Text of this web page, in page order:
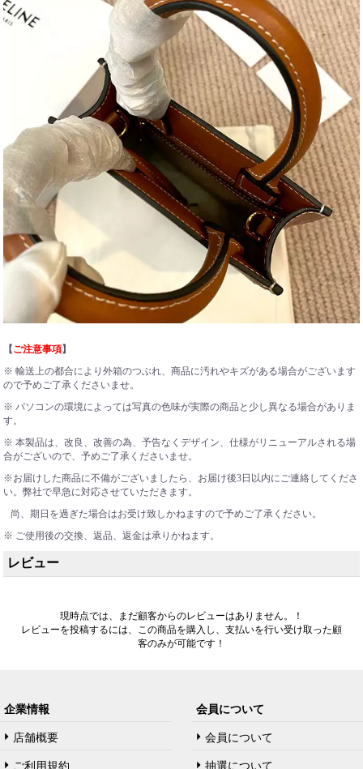
【ご注意事項】
※ 輸送上の都合により外箱のつぶれ、商品に汚れやキズがある場合がございます
ので予めご了承くださいませ。
※ パソコンの環境によっては写真の色味が実際の商品と少し異なる場合がありま
す。
※ 本製品は、改良、改善の為、予告なくデザイン、仕様がリニューアルされる場
合がございので、予めご了承くださいませ。
※お届けした商品に不備がございましたら、お届け後3日以内にご連絡してくださ
い。弊社で早急に対応させていただきます。
尚、期日を過ぎた場合はお受け致しかねますので予めご了承ください。
※ ご使用後の交換、返品、返金は承りかねます。
レビュー
現時点では、まだ顧客からのレビューはありません。！
レビューを投稿するには、この商品を購入し、支払いを行い受け取った顧
客のみが可能です！
企業情報
店舗概要
ご利用規約
会員について
会員について
抽選について